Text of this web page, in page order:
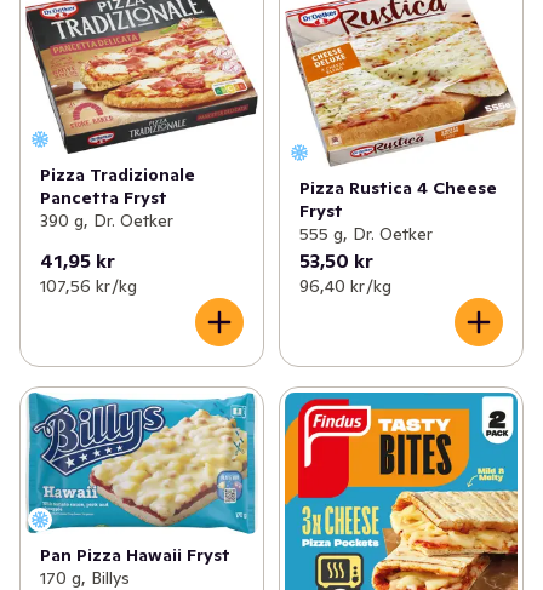
Pizza Tradizionale
Pancetta Fryst
390 g, Dr. Oetker
41,95 kr
107,56 kr /kg
Pizza Rustica 4 Cheese
Fryst
555 g, Dr. Oetker
53,50 kr
96,40 kr /kg
Pan Pizza Hawaii Fryst
170 g, Billys